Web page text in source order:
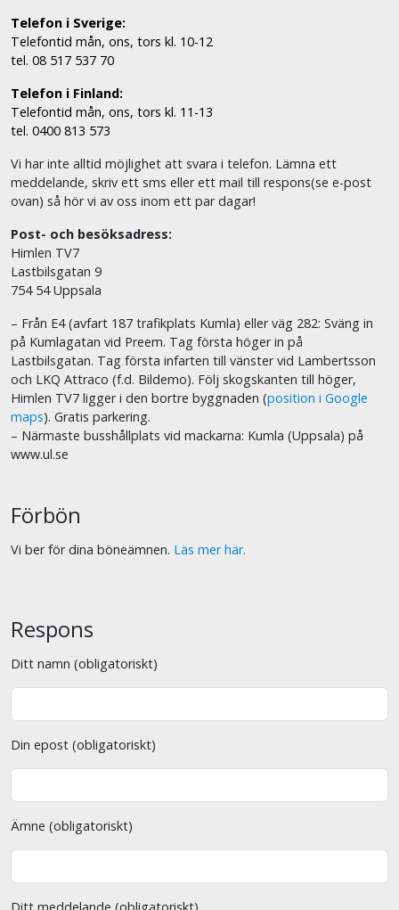
Telefon i Sverige:
Telefontid mån, ons, tors kl. 10-12
tel. 08 517 537 70
Telefon i Finland:
Telefontid mån, ons, tors kl. 11-13
tel. 0400 813 573
Vi har inte alltid möjlighet att svara i telefon. Lämna ett
meddelande, skriv ett sms eller ett mail till respons(se e-post
ovan) så hör vi av oss inom ett par dagar!
Post- och besöksadress:
Himlen TV7
Lastbilsgatan 9
754 54 Uppsala
– Från E4 (avfart 187 trafikplats Kumla) eller väg 282: Sväng in
på Kumlagatan vid Preem. Tag första höger in på
Lastbilsgatan. Tag första infarten till vänster vid Lambertsson
och LKQ Attraco (f.d. Bildemo). Följ skogskanten till höger,
Himlen TV7 ligger i den bortre byggnaden (position i Google
maps). Gratis parkering.
– Närmaste busshållplats vid mackarna: Kumla (Uppsala) på
www.ul.se
Förbön
Vi ber för dina böneämnen. Läs mer här.
Respons
Ditt namn (obligatoriskt)
Din epost (obligatoriskt)
Ämne (obligatoriskt)